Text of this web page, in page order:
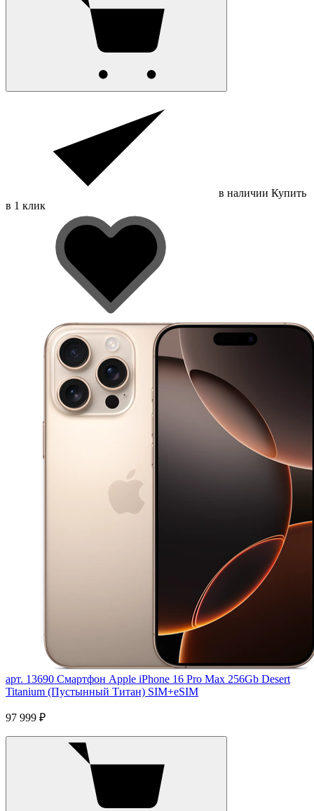
в наличии Купить
в 1 клик
арт. 13690 Смартфон Apple iPhone 16 Pro Max 256Gb Desert
Titanium (Пустынный Титан) SIM+eSIM
97 999 ₽